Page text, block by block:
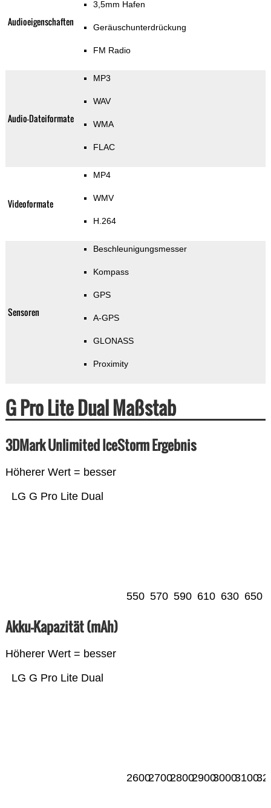
Audioeigenschaften
3,5mm Hafen
Geräuschunterdrückung
FM Radio
Audio-Dateiformate
MP3
WAV
WMA
FLAC
Videoformate
MP4
WMV
H.264
Sensoren
Beschleunigungsmesser
Kompass
GPS
A-GPS
GLONASS
Proximity
G Pro Lite Dual Maßstab
3DMark Unlimited IceStorm Ergebnis
Höherer Wert = besser
LG G Pro Lite Dual
550 570 590 610 630 650
Akku-Kapazität (mAh)
Höherer Wert = besser
LG G Pro Lite Dual
260027002800290030003100